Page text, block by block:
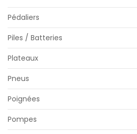
Pédaliers
Piles / Batteries
Plateaux
Pneus
Poignées
Pompes